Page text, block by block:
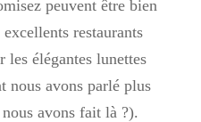
peuvent être bien
restaurants
les élégantes lunettes
nous avons parlé plus
avons fait là ?).